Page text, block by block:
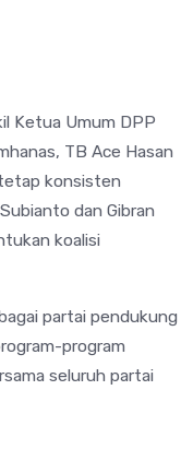
Ketua Umum DPP
TB Ace Hasan
konsisten
dan Gibran
koalisi
partai pendukung
program
seluruh partai